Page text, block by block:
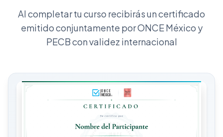
Al completar tu curso recibirás un certificado
emitido conjuntamente por ONCE México y
PECB con validez internacional